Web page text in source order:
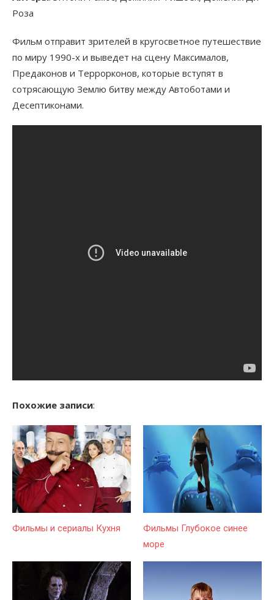
Роза
Фильм отправит зрителей в кругосветное путешествие
по миру 1990-х и выведет на сцену Максималов,
Предаконов и Террорконов, которые вступят в
сотрясающую Землю битву между Автоботами и
Десептиконами.
Похожие записи:
Фильмы и сериалы Кухня
Фильмы Глубокое синее
море